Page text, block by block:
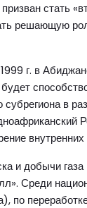
стать
решающую
г. в
субрегиона в
и добычи
Среди
по